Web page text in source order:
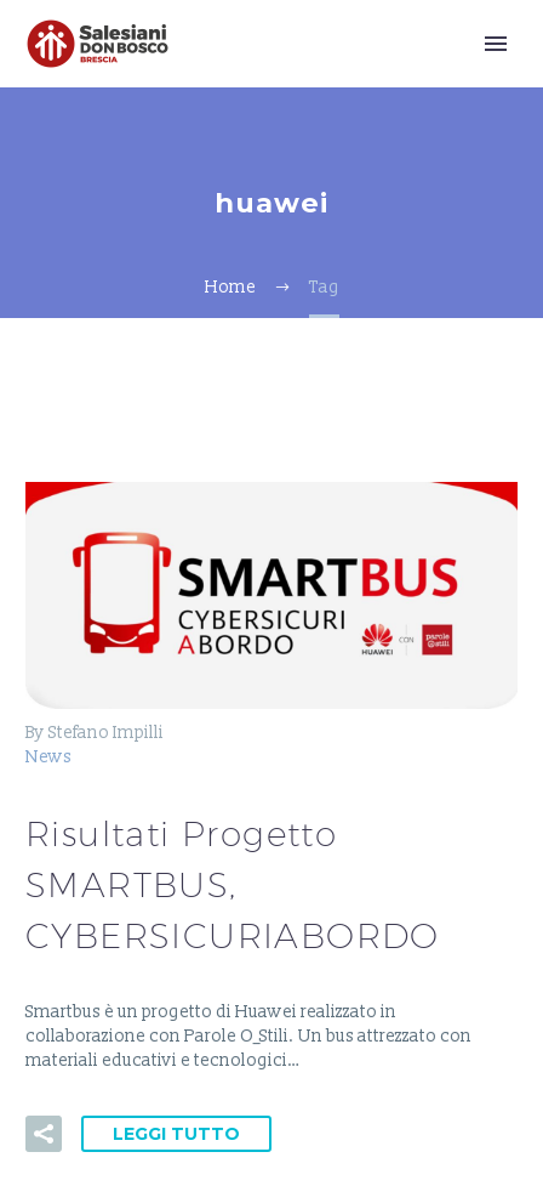
huawei
Home Tag
By Stefano Impilli
News
Risultati Progetto
SMARTBUS,
CYBERSICURIABORDO
Smartbus è un progetto di Huawei realizzato in
collaborazione con Parole O_Stili. Un bus attrezzato con
materiali educativi e tecnologici…
LEGGI TUTTO